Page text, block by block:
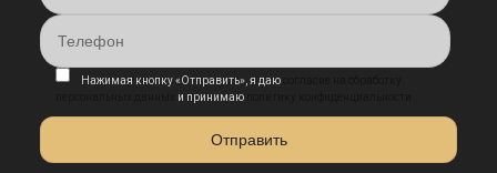
Нажимая кнопку «Отправить», я даю
и принимаю